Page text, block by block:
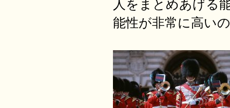
人をまとめあげる
能性が非常に高い